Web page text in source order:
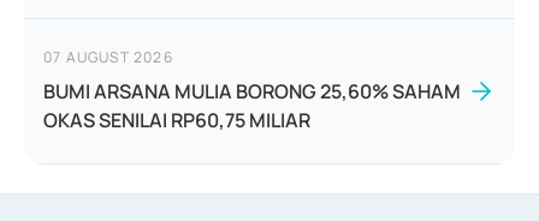
07 AUGUST 2026
BUMI ARSANA MULIA BORONG 25,60% SAHAM
OKAS SENILAI RP60,75 MILIAR